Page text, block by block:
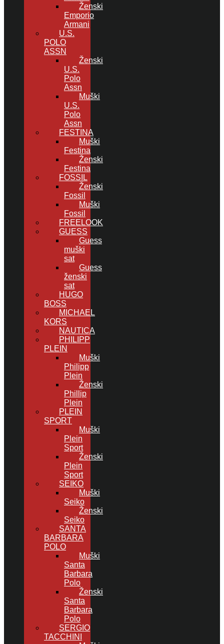
Ženski
Emporio
Armani
U.S.
POLO
ASSN
Ženski
U.S.
Polo
Assn
Muški
U.S.
Polo
Assn
FESTINA
Muški
Festina
Ženski
Festina
FOSSIL
Ženski
Fossil
Muški
Fossil
FREELOOK
GUESS
Guess
muški
sat
Guess
ženski
sat
HUGO
BOSS
MICHAEL
KORS
NAUTICA
PHILIPP
PLEIN
Muški
Philipp
Plein
Ženski
Phillip
Plein
PLEIN
SPORT
Muški
Plein
Sport
Ženski
Plein
Sport
SEIKO
Muški
Seiko
Ženski
Seiko
SANTA
BARBARA
POLO
Muški
Santa
Barbara
Polo
Ženski
Santa
Barbara
Polo
SERGIO
TACCHINI